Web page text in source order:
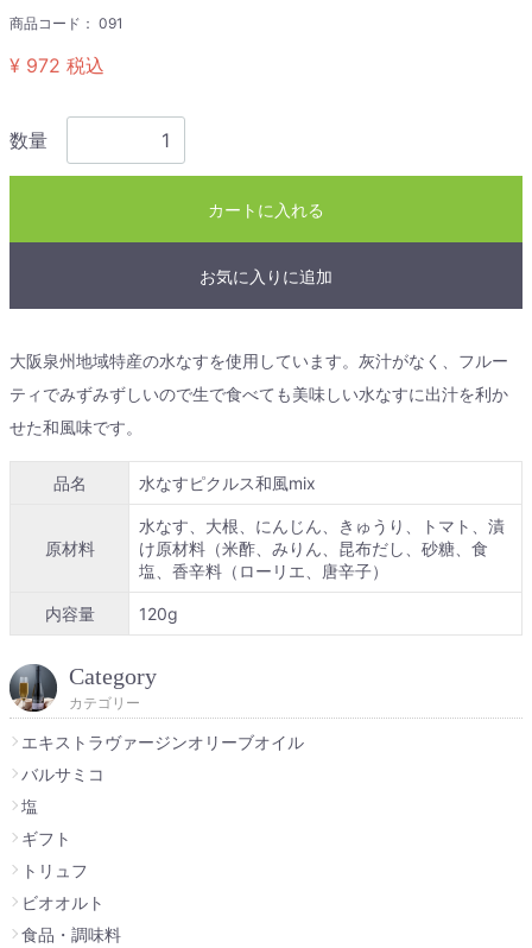
商品コード： 091
¥ 972 税込
数量
カートに入れる
お気に入りに追加
大阪泉州地域特産の水なすを使用しています。灰汁がなく、フルー
ティでみずみずしいので生で食べても美味しい水なすに出汁を利か
せた和風味です。
品名 水なすピクルス和風mix
原材料
水なす、大根、にんじん、きゅうり、トマト、漬
け原材料（米酢、みりん、昆布だし、砂糖、食
塩、香辛料（ローリエ、唐辛子）
内容量 120g
Category
カテゴリー
エキストラヴァージンオリーブオイル
バルサミコ
塩
ギフト
トリュフ
ビオオルト
食品・調味料